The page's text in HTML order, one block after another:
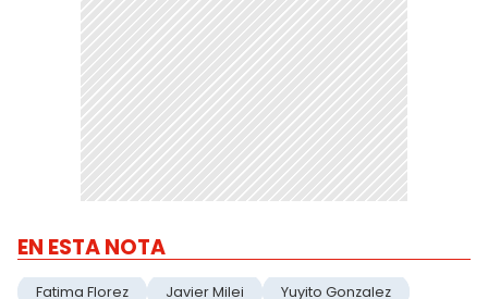
EN ESTA NOTA
Fatima Florez Javier Milei Yuyito Gonzalez